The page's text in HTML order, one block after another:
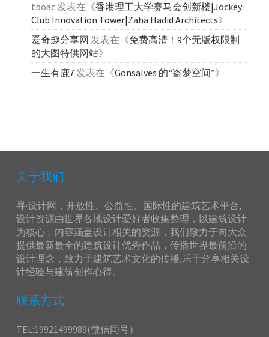
tboac发表在《香港理工大学赛马会创新楼|Jockey
Club Innovation Tower|Zaha Hadid Architects》
爱奇趣分享网 发表在《免费高清！9个无版权限制
的大图特供网站》
一生有鹿7发表在《Gonsalves 的“盗梦空间”》
关于我们
寻·设计网，开放性、公益性、国际性的建筑艺术平台,
设计资源由世界各地设计爱好者收集整理，以建筑设计
为核心，内容涵盖设计相关的资源，我们致力于向大众
提供最新最全的建筑设计优秀作品，传播世界最前沿的
设计理念，致力于建筑艺术文化的传播,乐于分享相关设
计经验与建筑创作心得。
联系方式
TEL:19921499989(微信同号）